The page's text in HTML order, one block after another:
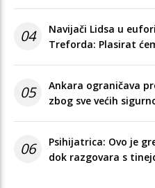
04
Navijači Lidsa u
Treforda: Plasirat
05
Ankara ograničava
zbog sve većih
06
Psihijatrica: Ovo je
dok razgovara s